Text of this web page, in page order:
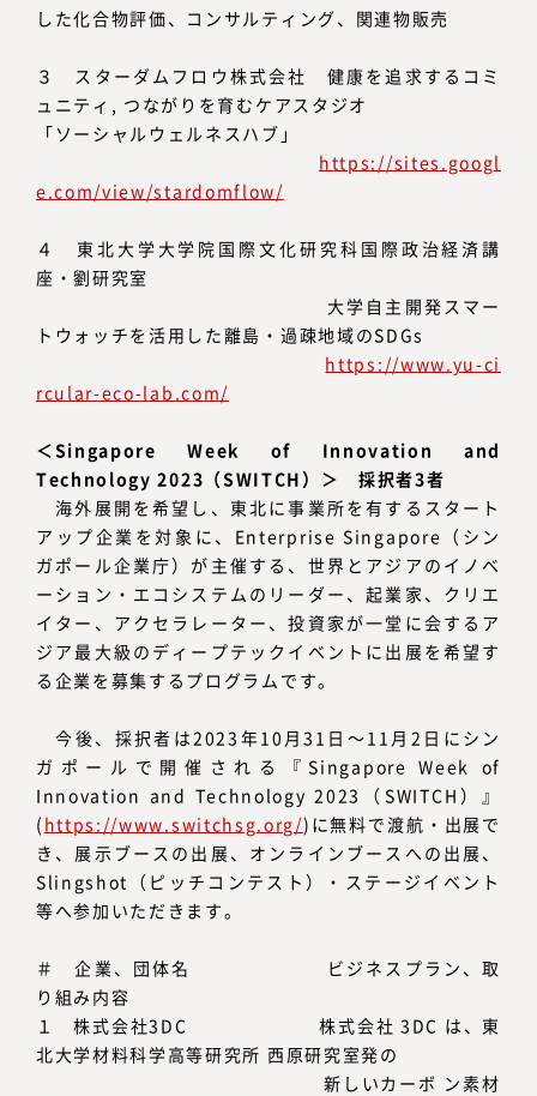
した化合物評価、コンサルティング、関連物販売
３ スターダムフロウ株式会社 健康を追求するコミ
ュニティ, つながりを育むケアスタジオ
「ソーシャルウェルネスハブ」
https://sites.googl
e.com/view/stardomflow/
４ 東北大学大学院国際文化研究科国際政治経済講
座・劉研究室
大学自主開発スマー
トウォッチを活用した離島・過疎地域のSDGs
https://www.yu-ci
rcular-eco-lab.com/
＜Singapore Week of Innovation and
Technology 2023（SWITCH）＞ 採択者3者
海外展開を希望し、東北に事業所を有するスタート
アップ企業を対象に、Enterprise Singapore（シン
ガポール企業庁）が主催する、世界とアジアのイノベ
ーション・エコシステムのリーダー、起業家、クリエ
イター、アクセラレーター、投資家が一堂に会するア
ジア最大級のディープテックイベントに出展を希望す
る企業を募集するプログラムです。
今後、採択者は2023年10月31日～11月2日にシン
ガポールで開催される『Singapore Week of
Innovation and Technology 2023（SWITCH）』
( https://www.switchsg.org/)に無料で渡航・出展で
き、展示ブースの出展、オンラインブースへの出展、
Slingshot（ピッチコンテスト）・ステージイベント
等へ参加いただきます。
＃ 企業、団体名 ビジネスプラン、取
り組み内容
１ 株式会社3DC 株式会社 3DC は、東
北大学材料科学高等研究所 西原研究室発の
新しいカーボ ン素材